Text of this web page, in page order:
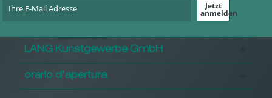
Jetzt
anmelden
LANG Kunstgewerbe GmbH
orario d'apertura